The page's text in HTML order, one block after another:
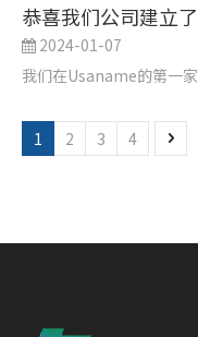
2024-01-07
我们在Usaname的第一家
1 2 3 4